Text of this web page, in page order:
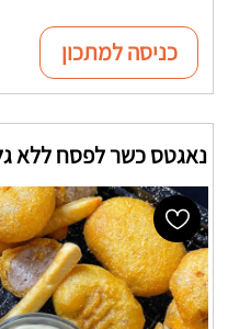
כניסה למתכון
נאגטס כשר לפסח ללא